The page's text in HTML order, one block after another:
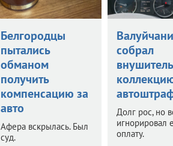
Белгородцы
пытались
обманом
получить
компенсацию за
авто
Афера вскрылась. Был
суд.
собрал
Долг рос, но
игнорировал
оплату.